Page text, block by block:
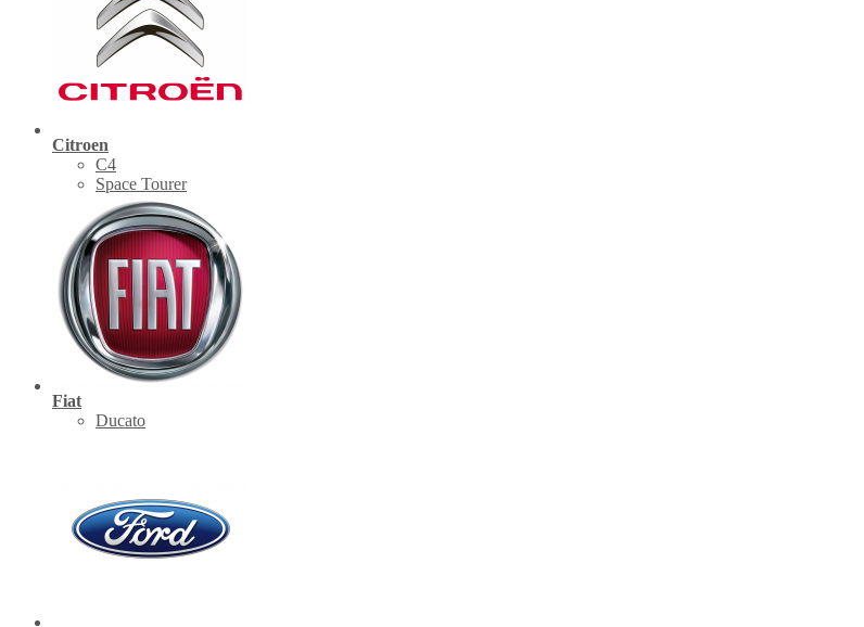
Citroen
C4
Space Tourer
Fiat
Ducato